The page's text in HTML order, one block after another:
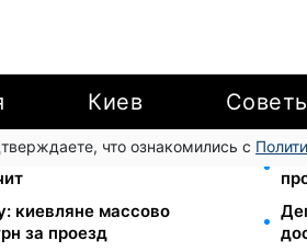
Киев
что ознакомились с
с 1 сентября: от 2595 до
киевляне массово
за проезд